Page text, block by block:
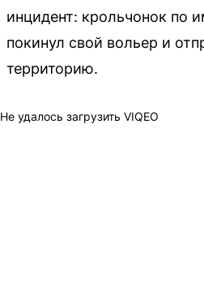
инцидент: крольчонок по
покинул свой вольер и
территорию.
Не удалось загрузить VIQEO